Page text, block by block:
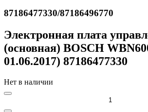
87186477330/87186496770
Электронная плата
(основная) BOSCH
01.06.2017) 87186477330
Нет в наличии